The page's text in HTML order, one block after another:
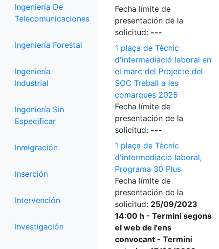
Ingeniería De
Telecomunicaciones
Ingeniería Forestal
Ingeniería
Industrial
Ingeniería Sin
Especificar
Inmigración
Inserción
Intervención
Investigación
Fecha límite de
presentación de la
solicitud: ---
1 plaça de Tècnic
d'intermediació laboral en
el marc del Projecte del
SOC Treball a les
comarques 2025
Fecha límite de
presentación de la
solicitud: ---
1 plaça de Tècnic
d'intermediació laboral,
Programa 30 Plus
Fecha límite de
presentación de la
solicitud: 25/09/2023
14:00 h - Termini segons
el web de l'ens
convocant - Termini